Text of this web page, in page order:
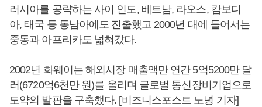
러시아를 공략하는 사이 인도, 베트남, 라오스, 캄보디
아, 태국 등 동남아에도 진출했고 2000년 대에 들어서는
중동과 아프리카도 넓혀갔다.
2002년 화웨이는 해외시장 매출액만 연간 5억5200만 달
러(6720억6천만 원)를 올리며 글로벌 통신장비기업으로
도약의 발판을 구축했다. [비즈니스포스트 노녕 기자]